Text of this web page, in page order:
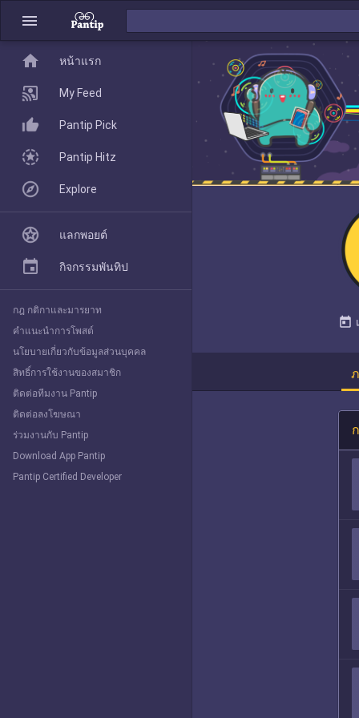
menu
today
home
Pantip Pick
Explore
home หน้าแรก
My Feed
Pantip Pick
Pantip Hitz
Explore
แลกพอยต์
กิจกรรมพันทิป
กฎ กติกาและมารยาท
คำแนะนำการโพสต์
นโยบายเกี่ยวกับข้อมูลส่วนบุคคล
สิทธิ์การใช้งานของสมาชิก
ติดต่อทีมงาน Pantip
ติดต่อลงโฆษณา
ร่วมงานกับ Pantip
Download App Pantip
Pantip Certified Developer